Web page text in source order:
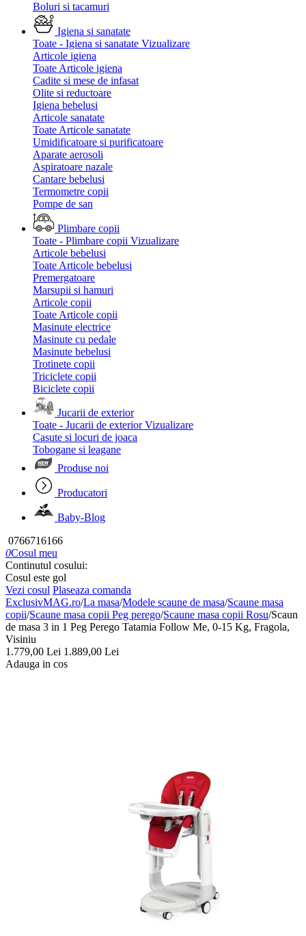
Boluri si tacamuri
Igiena si sanatate
Toate - Igiena si sanatate Vizualizare
Articole igiena
Toate Articole igiena
Cadite si mese de infasat
Olite si reductoare
Igiena bebelusi
Articole sanatate
Toate Articole sanatate
Umidificatoare si purificatoare
Aparate aerosoli
Aspiratoare nazale
Cantare bebelusi
Termometre copii
Pompe de san
Plimbare copii
Toate - Plimbare copii Vizualizare
Articole bebelusi
Toate Articole bebelusi
Premergatoare
Marsupii si hamuri
Articole copii
Toate Articole copii
Masinute electrice
Masinute cu pedale
Masinute bebelusi
Trotinete copii
Triciclete copii
Biciclete copii
Jucarii de exterior
Toate - Jucarii de exterior Vizualizare
Casute si locuri de joaca
Tobogane si leagane
Produse noi
Producatori
Baby-Blog
0766716166
0Cosul meu
Continutul cosului:
Cosul este gol
Vezi cosul Plaseaza comanda
ExclusivMAG.ro/La masa/Modele scaune de masa/Scaune masa
copii/Scaune masa copii Peg perego/Scaune masa copii Rosu/Scaun
de masa 3 in 1 Peg Perego Tatamia Follow Me, 0-15 Kg, Fragola,
Visiniu
1.779,00 Lei 1.889,00 Lei
Adauga in cos